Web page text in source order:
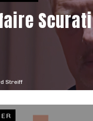
Streiff
Scurati